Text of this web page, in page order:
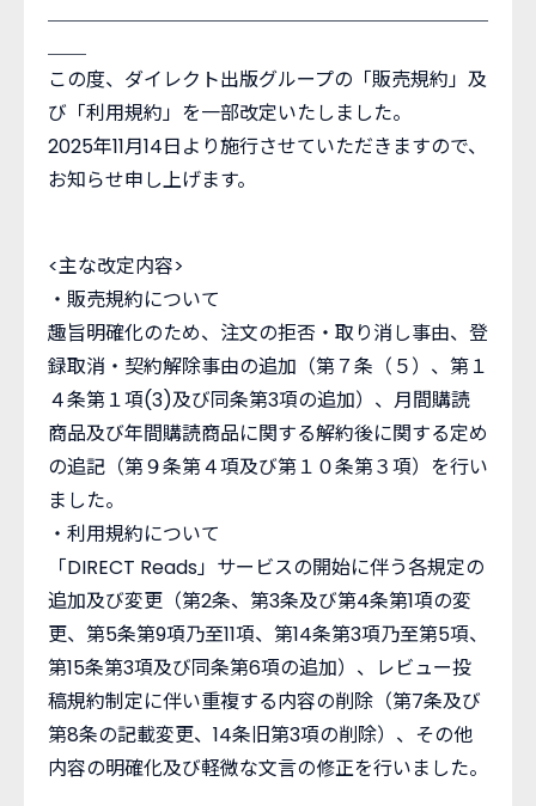
この度、ダイレクト出版グループの「販売規約」及
び「利用規約」を一部改定いたしました。
2025年11月14日より施行させていただきますので、
お知らせ申し上げます。
<主な改定内容>
・販売規約について
趣旨明確化のため、注文の拒否・取り消し事由、登
録取消・契約解除事由の追加（第７条（５）、第１
４条第１項(3)及び同条第3項の追加）、月間購読
商品及び年間購読商品に関する解約後に関する定め
の追記（第９条第４項及び第１０条第３項）を行い
ました。
・利用規約について
「DIRECT Reads」サービスの開始に伴う各規定の
追加及び変更（第2条、第3条及び第4条第1項の変
更、第5条第9項乃至11項、第14条第3項乃至第5項、
第15条第3項及び同条第6項の追加）、レビュー投
稿規約制定に伴い重複する内容の削除（第7条及び
第8条の記載変更、14条旧第3項の削除）、その他
内容の明確化及び軽微な文言の修正を行いました。